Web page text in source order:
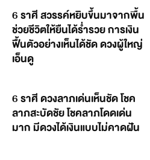
6 ราศี สวรรค์หยิบขึ้นมาจากพื้น
ช่วยชีวิตให้ยืนได้ร่ำรวย การเงิน
ฟื้นตัวอย่างเห็นได้ชัด ดวงผู้ใหญ่
เอ็นดู
6 ราศี ดวงลาภเด่นเห็นชัด โชค
ลาภสะบัดชัย โชคลาภโดดเด่น
มาก มีดวงได้เงินแบบไม่คาดฝัน